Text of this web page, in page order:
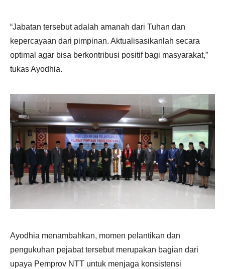
“Jabatan tersebut adalah amanah dari Tuhan dan
kepercayaan dari pimpinan. Aktualisasikanlah secara
optimal agar bisa berkontribusi positif bagi masyarakat,”
tukas Ayodhia.
Ayodhia menambahkan, momen pelantikan dan
pengukuhan pejabat tersebut merupakan bagian dari
upaya Pemprov NTT untuk menjaga konsistensi